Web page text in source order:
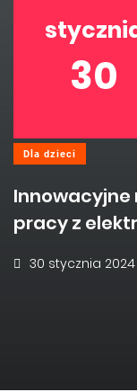
30
Dla dzieci
Innowacyjne
pracy z
30 stycznia 2024